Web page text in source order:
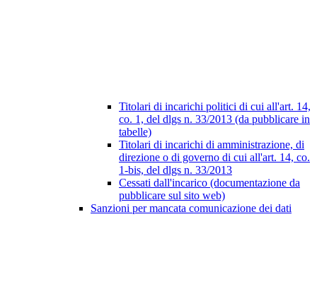
Titolari di incarichi politici di cui all'art. 14,
co. 1, del dlgs n. 33/2013 (da pubblicare in
tabelle)
Titolari di incarichi di amministrazione, di
direzione o di governo di cui all'art. 14, co.
1-bis, del dlgs n. 33/2013
Cessati dall'incarico (documentazione da
pubblicare sul sito web)
Sanzioni per mancata comunicazione dei dati